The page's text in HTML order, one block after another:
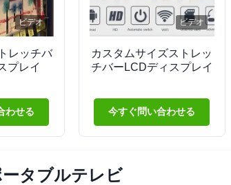
ビデオ
レッチバ
プレイ
わせる
ビデオ
カスタムサイズストレッ
チバーLCDディスプレイ
今すぐ問い合わせる
タブルテレビ